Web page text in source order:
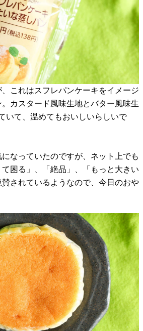
これはスフレパンケーキをイメージ
カスタード風味生地とバター風味生
いて、温めてもおいしいらしいで
なっていたのですが、ネット上でも
て困る」、「絶品」、「もっと大きい
されているようなので、今日のおや